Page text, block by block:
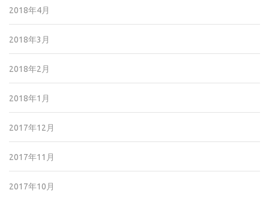
2018年4月
2018年3月
2018年2月
2018年1月
2017年12月
2017年11月
2017年10月